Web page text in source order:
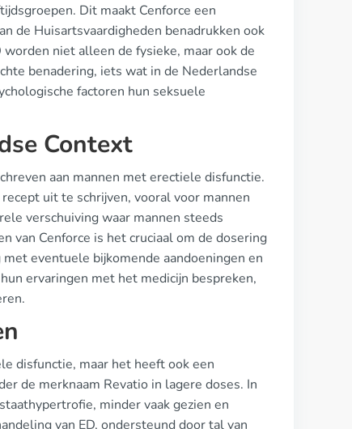
Dit maakt Cenforce een
de Huisartsvaardigheden benadrukken ook
niet alleen de fysieke, maar ook de
benadering, iets wat in de Nederlandse
factoren hun seksuele
Context
aan mannen met erectiele disfunctie.
uit te schrijven, vooral voor mannen
verschuiving waar mannen steeds
van Cenforce is het cruciaal om de dosering
eventuele bijkomende aandoeningen en
ervaringen met het medicijn bespreken,
disfunctie, maar het heeft ook een
de merknaam Revatio in lagere doses. In
minder vaak gezien en
van ED, ondersteund door tal van